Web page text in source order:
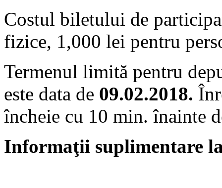
Costul biletului de
fizice, 1,000 lei pentru
Termenul limită pentru
este data de 09.02.2018.
încheie cu 10 min. înainte
Informaţii suplimentare